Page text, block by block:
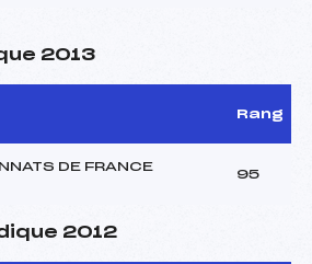
2013
Rang
DE FRANCE
95
2012